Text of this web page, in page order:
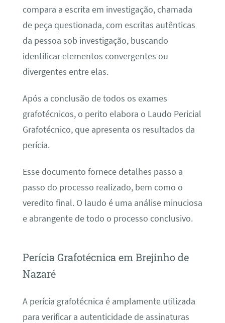
compara a escrita em investigação, chamada
de peça questionada, com escritas autênticas
da pessoa sob investigação, buscando
identificar elementos convergentes ou
divergentes entre elas.
Após a conclusão de todos os exames
grafotécnicos, o perito elabora o Laudo Pericial
Grafotécnico, que apresenta os resultados da
perícia.
Esse documento fornece detalhes passo a
passo do processo realizado, bem como o
veredito final. O laudo é uma análise minuciosa
e abrangente de todo o processo conclusivo.
Perícia Grafotécnica em Brejinho de
Nazaré
A perícia grafotécnica é amplamente utilizada
para verificar a autenticidade de assinaturas